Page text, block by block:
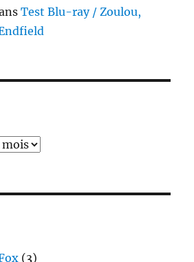
Test Blu-ray / Zoulou,
(3)